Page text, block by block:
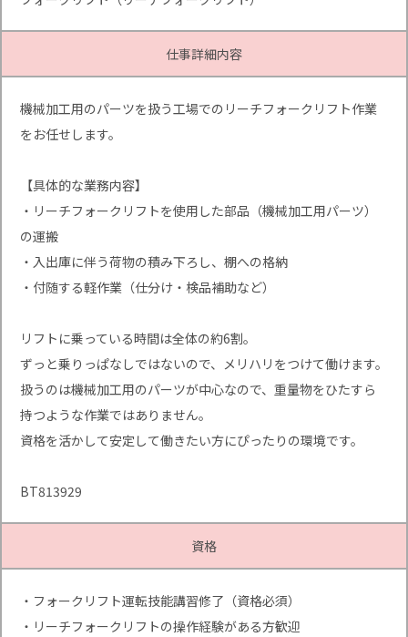
仕事詳細内容
機械加工用のパーツを扱う工場でのリーチフォークリフト作業
をお任せします。
【具体的な業務内容】
・リーチフォークリフトを使用した部品（機械加工用パーツ）
の運搬
・入出庫に伴う荷物の積み下ろし、棚への格納
・付随する軽作業（仕分け・検品補助など）
リフトに乗っている時間は全体の約6割。
ずっと乗りっぱなしではないので、メリハリをつけて働けます。
扱うのは機械加工用のパーツが中心なので、重量物をひたすら
持つような作業ではありません。
資格を活かして安定して働きたい方にぴったりの環境です。
BT813929
資格
・フォークリフト運転技能講習修了（資格必須）
・リーチフォークリフトの操作経験がある方歓迎